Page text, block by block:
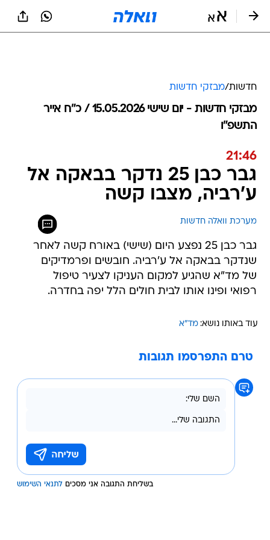
חדשות/מבזקי חדשות
מבזקי חדשות - יום שישי 15.05.2026 / כ״ח אייר
התשפ"ו
21:46
גבר כבן 25 נדקר בבאקה אל
ע'רביה, מצבו קשה
מערכת וואלה חדשות
גבר כבן 25 נפצע היום (שישי) באורח קשה לאחר
שנדקר בבאקה אל ע'רביה. חובשים ופרמדיקים
של מד"א שהגיע למקום העניקו לצעיר טיפול
רפואי ופינו אותו לבית חולים הלל יפה בחדרה.
עוד באותו נושא: מד"א
טרם התפרסמו תגובות
בשליחת התגובה אני מסכים לתנאי השימוש